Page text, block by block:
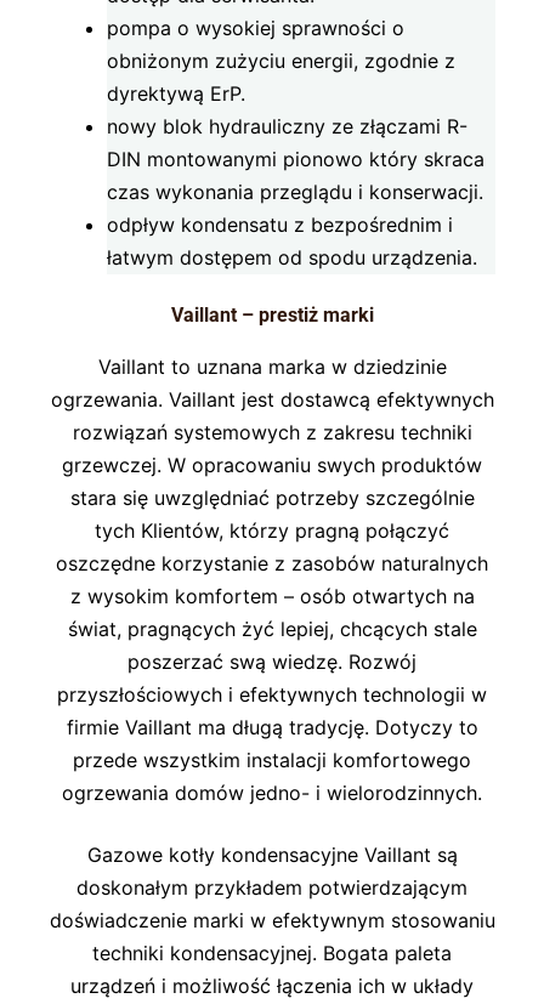
pompa o wysokiej sprawności o
obniżonym zużyciu energii, zgodnie z
dyrektywą ErP.
nowy blok hydrauliczny ze złączami R-
DIN montowanymi pionowo który skraca
czas wykonania przeglądu i konserwacji.
odpływ kondensatu z bezpośrednim i
łatwym dostępem od spodu urządzenia.
Vaillant – prestiż marki
Vaillant to uznana marka w dziedzinie
ogrzewania. Vaillant jest dostawcą efektywnych
rozwiązań systemowych z zakresu techniki
grzewczej. W opracowaniu swych produktów
stara się uwzględniać potrzeby szczególnie
tych Klientów, którzy pragną połączyć
oszczędne korzystanie z zasobów naturalnych
z wysokim komfortem – osób otwartych na
świat, pragnących żyć lepiej, chcących stale
poszerzać swą wiedzę. Rozwój
przyszłościowych i efektywnych technologii w
firmie Vaillant ma długą tradycję. Dotyczy to
przede wszystkim instalacji komfortowego
ogrzewania domów jedno- i wielorodzinnych.
Gazowe kotły kondensacyjne Vaillant są
doskonałym przykładem potwierdzającym
doświadczenie marki w efektywnym stosowaniu
techniki kondensacyjnej. Bogata paleta
urządzeń i możliwość łączenia ich w układy